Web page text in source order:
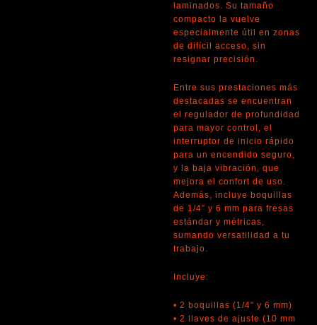
laminados. Su tamaño
compacto la vuelve
especialmente útil en zonas
de difícil acceso, sin
resignar precisión.
Entre sus prestaciones más
destacadas se encuentran
el regulador de profundidad
para mayor control, el
interruptor de inicio rápido
para un encendido seguro,
y la baja vibración, que
mejora el confort de uso.
Además, incluye boquillas
de 1/4” y 6 mm para fresas
estándar y métricas,
sumando versatilidad a tu
trabajo.
Incluye:
• 2 boquillas (1/4” y 6 mm)
• 2 llaves de ajuste (10 mm